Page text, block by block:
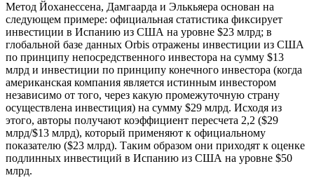
Метод Йоханессена, Дамгаарда и Элькьяера основан на
следующем примере: официальная статистика фиксирует
инвестиции в Испанию из США на уровне $23 млрд; в
глобальной базе данных Orbis отражены инвестиции из США
по принципу непосредственного инвестора на сумму $13
млрд и инвестиции по принципу конечного инвестора (когда
американская компания является истинным инвестором
независимо от того, через какую промежуточную страну
осуществлена инвестиция) на сумму $29 млрд. Исходя из
этого, авторы получают коэффициент пересчета 2,2 ($29
млрд/$13 млрд), который применяют к официальному
показателю ($23 млрд). Таким образом они приходят к оценке
подлинных инвестиций в Испанию из США на уровне $50
млрд.